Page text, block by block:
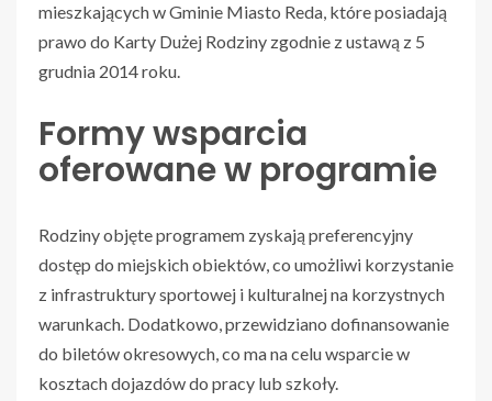
mieszkających w Gminie Miasto Reda, które posiadają
prawo do Karty Dużej Rodziny zgodnie z ustawą z 5
grudnia 2014 roku.
Formy wsparcia
oferowane w programie
Rodziny objęte programem zyskają preferencyjny
dostęp do miejskich obiektów, co umożliwi korzystanie
z infrastruktury sportowej i kulturalnej na korzystnych
warunkach. Dodatkowo, przewidziano dofinansowanie
do biletów okresowych, co ma na celu wsparcie w
kosztach dojazdów do pracy lub szkoły.